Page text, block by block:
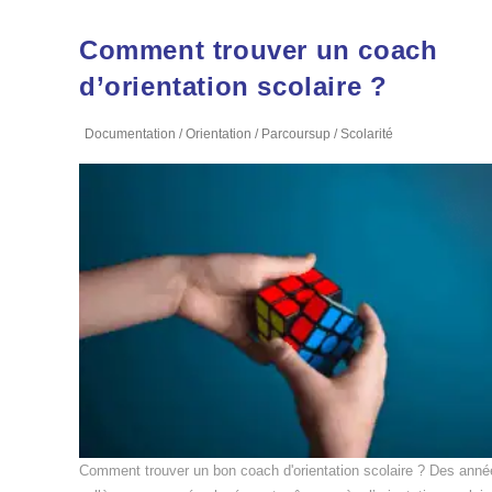
Comment trouver un coach
d’orientation scolaire ?
Documentation / Orientation / Parcoursup / Scolarité
Comment trouver un bon coach d'orientation scolaire ? Des